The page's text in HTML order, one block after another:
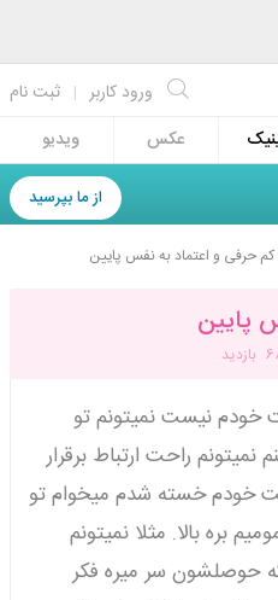
ثبت نام | ورود کاربر
عکس ویدیو
از ما بپرسید
کم حرفی و اعتماد به نفس پایین
پایین
بازدید
نیست نمیتونم تو
راحت ارتباط برقرار
خودم خسته شدم میخوام تو
بره بالا. مثلا نمیتونم
حوصلشون سر میره فکر